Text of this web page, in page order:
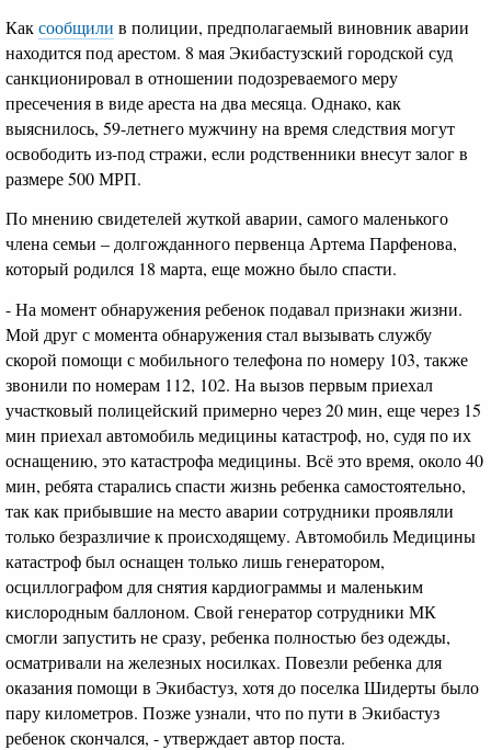
Каксообщили в полиции, предполагаемый виновник аварии
находится под арестом. 8 мая Экибастузский городской суд
санкционировал в отношении подозреваемого меру
пресечения в виде ареста на два месяца. Однако, как
выяснилось, 59-летнего мужчину на время следствия могут
освободить из-под стражи, если родственники внесут залог в
размере 500 МРП.
По мнению свидетелей жуткой аварии, самого маленького
члена семьи – долгожданного первенца Артема Парфенова,
который родился 18 марта, еще можно было спасти.
- На момент обнаружения ребенок подавал признаки жизни.
Мой друг с момента обнаружения стал вызывать службу
скорой помощи с мобильного телефона по номеру 103, также
звонили по номерам 112, 102. На вызов первым приехал
участковый полицейский примерно через 20 мин, еще через 15
мин приехал автомобиль медицины катастроф, но, судя по их
оснащению, это катастрофа медицины. Всё это время, около 40
мин, ребята старались спасти жизнь ребенка самостоятельно,
так как прибывшие на место аварии сотрудники проявляли
только безразличие к происходящему. Автомобиль Медицины
катастроф был оснащен только лишь генератором,
осциллографом для снятия кардиограммы и маленьким
кислородным баллоном. Свой генератор сотрудники МК
смогли запустить не сразу, ребенка полностью без одежды,
осматривали на железных носилках. Повезли ребенка для
оказания помощи в Экибастуз, хотя до поселка Шидерты было
пару километров. Позже узнали, что по пути в Экибастуз
ребенок скончался, - утверждает автор поста.